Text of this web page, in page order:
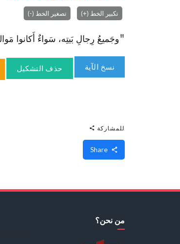
تكبير الخط (+) تصغير الخط (-)
"وجَميعُ رِجالِ بَيتِه، سَواءٌ أَكانوا
نسخ الآية حذف التشكيل
للمشاركة
من نحن؟